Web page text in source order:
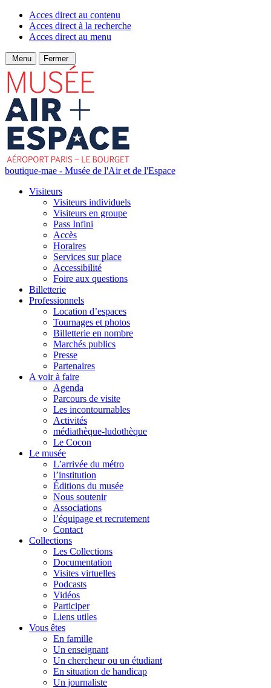
Acces direct au contenu
Acces direct à la recherche
Acces direct au menu
Menu Fermer
boutique-mae - Musée de l'Air et de l'Espace
Visiteurs
Visiteurs individuels
Visiteurs en groupe
Pass Infini
Accès
Horaires
Services sur place
Accessibilité
Foire aux questions
Billetterie
Professionnels
Location d’espaces
Tournages et photos
Billetterie en nombre
Marchés publics
Presse
Partenaires
A voir à faire
Agenda
Parcours de visite
Les incontournables
Activités
médiathèque-ludothèque
Le Cocon
Le musée
L’arrivée du métro
l’institution
Éditions du musée
Nous soutenir
Associations
l’équipage et recrutement
Contact
Collections
Les Collections
Documentation
Visites virtuelles
Podcasts
Vidéos
Participer
Liens utiles
Vous êtes
En famille
Un enseignant
Un chercheur ou un étudiant
En situation de handicap
Un journaliste